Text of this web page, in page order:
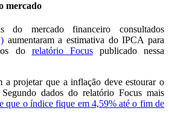
mercado
do mercado financeiro consultados
aumentaram a estimativa do IPCA para
do relatório Focuspublicado nessa
a projetar que a inflação deve estourar o
dados do relatório Focus mais
que o índice fique em 4,59% até o fim de